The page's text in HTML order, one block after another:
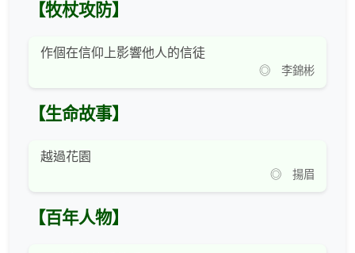
【牧杖攻防】
作個在信仰上影響他人的信徒
◎ 李錦彬
【生命故事】
越過花園
◎ 揚眉
【百年人物】